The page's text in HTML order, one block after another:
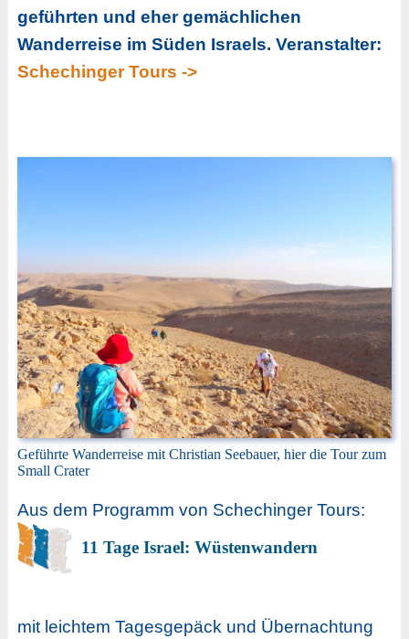
geführten und eher gemächlichen
Wanderreise im Süden Israels. Veranstalter:
Schechinger Tours ->
Geführte Wanderreise mit Christian Seebauer, hier die Tour zum
Small Crater
Aus dem Programm von Schechinger Tours:
11 Tage Israel: Wüstenwandern
mit leichtem Tagesgepäck und Übernachtung